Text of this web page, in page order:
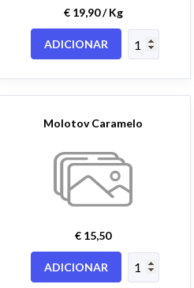
€ 19,90 / Kg
ADICIONAR
Molotov Caramelo
€ 15,50
ADICIONAR